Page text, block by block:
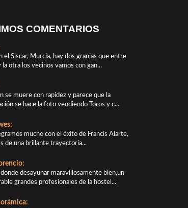
COMENTARIOS
el Siscar, Murcia, hay dos granjas que entre
la otra los vecinos vamos con gan...
se muere con rapidez y parece que la
se hace la foto vendiendo Toros y c...
mucho con el éxito de Francis Alarte,
de una brillante trayectoria...
desayunar maravillosamente bien,un
grandes profesionales de la hostel...